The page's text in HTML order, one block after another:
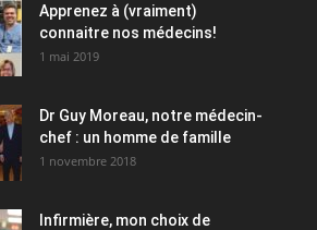
Apprenez à (vraiment)
connaitre nos médecins!
1 mai 2019
Dr Guy Moreau, notre médecin-
chef : un homme de famille
1 novembre 2018
Infirmière, mon choix de